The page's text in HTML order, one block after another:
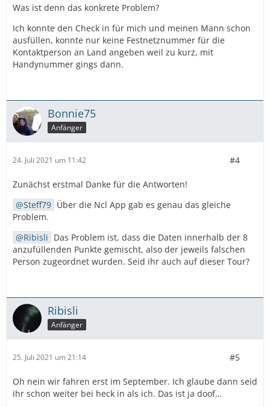
Was ist denn das konkrete Problem?
Ich konnte den Check in für mich und meinen Mann schon
ausfüllen, konnte nur keine Festnetznummer für die
Kontaktperson an Land angeben weil zu kurz, mit
Handynummer gings dann.
Bonnie75
Anfänger
24. Juli 2021 um 11:42 #4
Zunächst erstmal Danke für die Antworten!
Steff79 Über die Ncl App gab es genau das gleiche
Problem.
Ribisli Das Problem ist, dass die Daten innerhalb der 8
anzufüllenden Punkte gemischt, also der jeweils falschen
Person zugeordnet wurden. Seid ihr auch auf dieser Tour?
Ribisli
Anfänger
25. Juli 2021 um 21:14 #5
Oh nein wir fahren erst im September. Ich glaube dann seid
ihr schon weiter bei heck in als ich. Das ist ja doof…